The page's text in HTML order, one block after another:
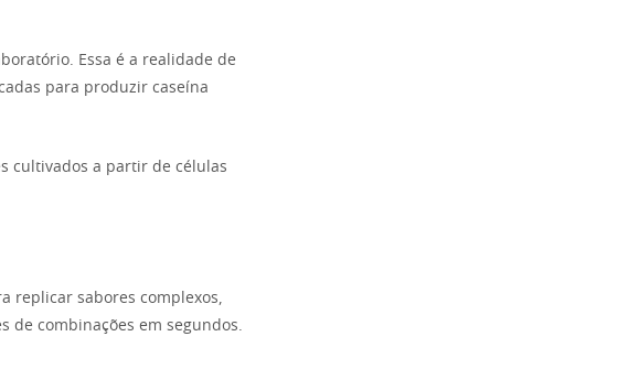
Essa é a realidade de
para produzir caseína
cultivados a partir de células
replicar sabores complexos,
de combinações em segundos.